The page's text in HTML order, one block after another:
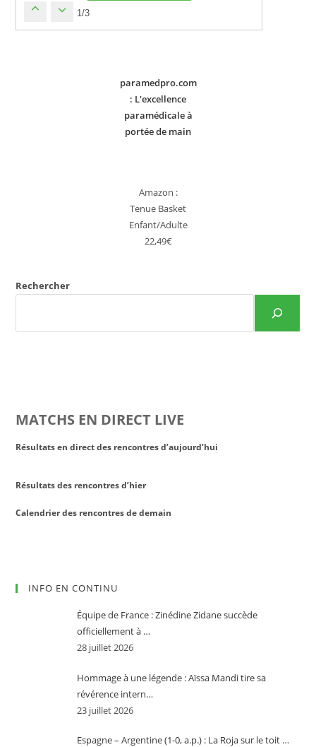
1/3
paramedpro.com
: L'excellence
paramédicale à
portée de main
Amazon :
Tenue Basket
Enfant/Adulte
22,49€
Rechercher
MATCHS EN DIRECT LIVE
Résultats en direct des rencontres d’aujourd’hui
Résultats des rencontres d’hier
Calendrier des rencontres de demain
INFO EN CONTINU
Équipe de France : Zinédine Zidane succède
officiellement à …
28 juillet 2026
Hommage à une légende : Aïssa Mandi tire sa
révérence intern…
23 juillet 2026
Espagne – Argentine (1-0, a.p.) : La Roja sur le toit …